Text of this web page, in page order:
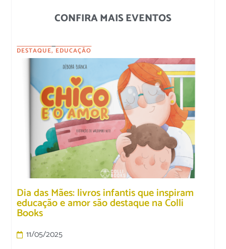
CONFIRA MAIS EVENTOS
DESTAQUE, EDUCAÇÃO
Dia das Mães: livros infantis que inspiram
educação e amor são destaque na Colli
Books
11/05/2025